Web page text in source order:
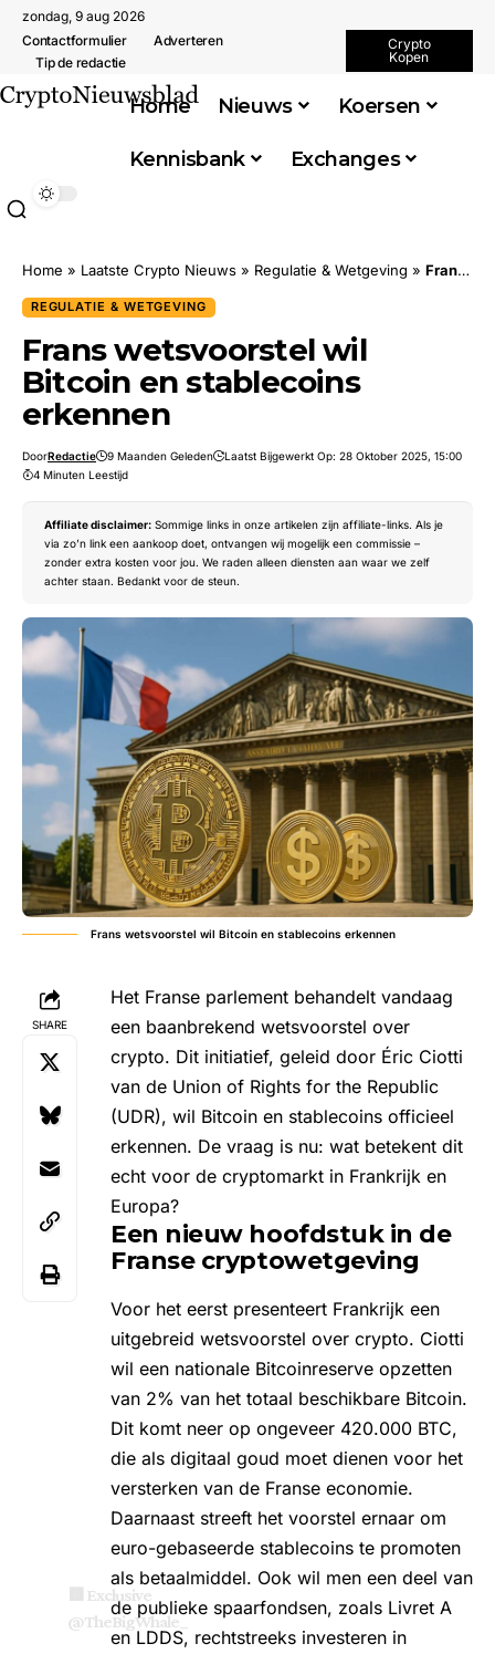
zondag, 9 aug 2026
Contactformulier
Adverteren
Tip de redactie
Crypto
Kopen
Home Nieuws Koersen
Kennisbank Exchanges
Home » Laatste Crypto Nieuws » Regulatie & Wetgeving » Frans wetsvoorstel wil Bitcoin en stablecoins erkennen
REGULATIE & WETGEVING
Frans wetsvoorstel wil
Bitcoin en stablecoins
erkennen
DoorRedactie 9 Maanden Geleden
Laatst Bijgewerkt Op: 28 Oktober 2025, 15:00
4 Minuten Leestijd
Affiliate disclaimer: Sommige links in onze artikelen zijn affiliate-links. Als je
via zo’n link een aankoop doet, ontvangen wij mogelijk een commissie –
zonder extra kosten voor jou. We raden alleen diensten aan waar we zelf
achter staan. Bedankt voor de steun.
Frans wetsvoorstel wil Bitcoin en stablecoins erkennen
SHARE
Het Franse parlement behandelt vandaag
een baanbrekend wetsvoorstel over
crypto. Dit initiatief, geleid door Éric Ciotti
van de Union of Rights for the Republic
(UDR), wil Bitcoin en stablecoins officieel
erkennen. De vraag is nu: wat betekent dit
echt voor de cryptomarkt in Frankrijk en
Europa?
Een nieuw hoofdstuk in de
Franse cryptowetgeving
Voor het eerst presenteert Frankrijk een
uitgebreid wetsvoorstel over crypto. Ciotti
wil een nationale Bitcoinreserve opzetten
van 2% van het totaal beschikbare Bitcoin.
Dit komt neer op ongeveer 420.000 BTC,
die als digitaal goud moet dienen voor het
versterken van de Franse economie.
Daarnaast streeft het voorstel ernaar om
euro-gebaseerde stablecoins te promoten
als betaalmiddel. Ook wil men een deel van
de publieke spaarfondsen, zoals Livret A
en LDDS, rechtstreeks investeren in
🟥 Exclusive
@TheBigWhale_